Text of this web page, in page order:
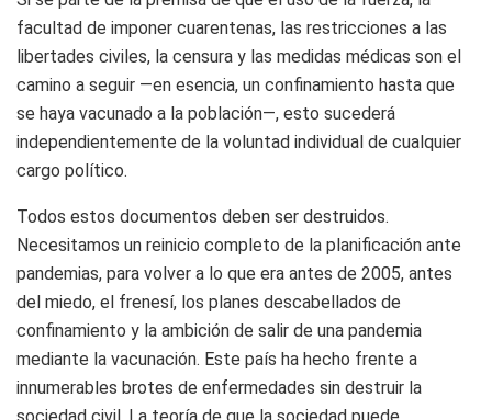
facultad de imponer cuarentenas, las restricciones a las
libertades civiles, la censura y las medidas médicas son el
camino a seguir —en esencia, un confinamiento hasta que
se haya vacunado a la población—, esto sucederá
independientemente de la voluntad individual de cualquier
cargo político.
Todos estos documentos deben ser destruidos.
Necesitamos un reinicio completo de la planificación ante
pandemias, para volver a lo que era antes de 2005, antes
del miedo, el frenesí, los planes descabellados de
confinamiento y la ambición de salir de una pandemia
mediante la vacunación. Este país ha hecho frente a
innumerables brotes de enfermedades sin destruir la